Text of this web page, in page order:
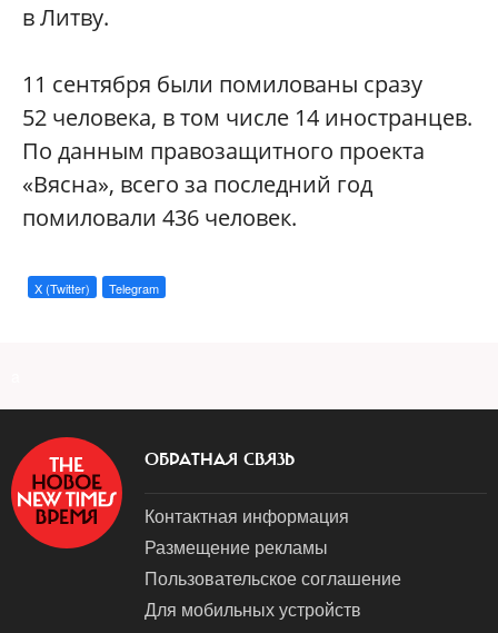
в Литву.
11 сентября были помилованы сразу
52 человека, в том числе 14 иностранцев.
По данным правозащитного проекта
«Вясна», всего за последний год
помиловали 436 человек.
X (Twitter) Telegram
ОБРАТНАЯ СВЯЗЬ
Контактная информация
Размещение рекламы
Пользовательское соглашение
Для мобильных устройств